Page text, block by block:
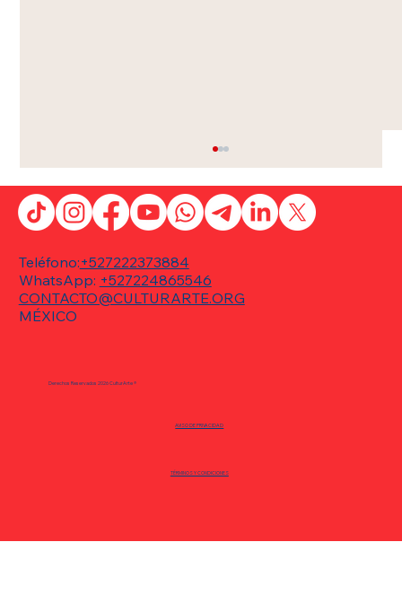
que trasciende el tiempo llegan a Centro
Teléfono:+527222373884
WhatsApp: +527224865546
CONTACTO@CULTURARTE.ORG
MÉXICO
Derechos Reservados 2026 CulturArte ®
TÉRMINOS Y CONDICIONES
AVISO DE PRIVACIDAD